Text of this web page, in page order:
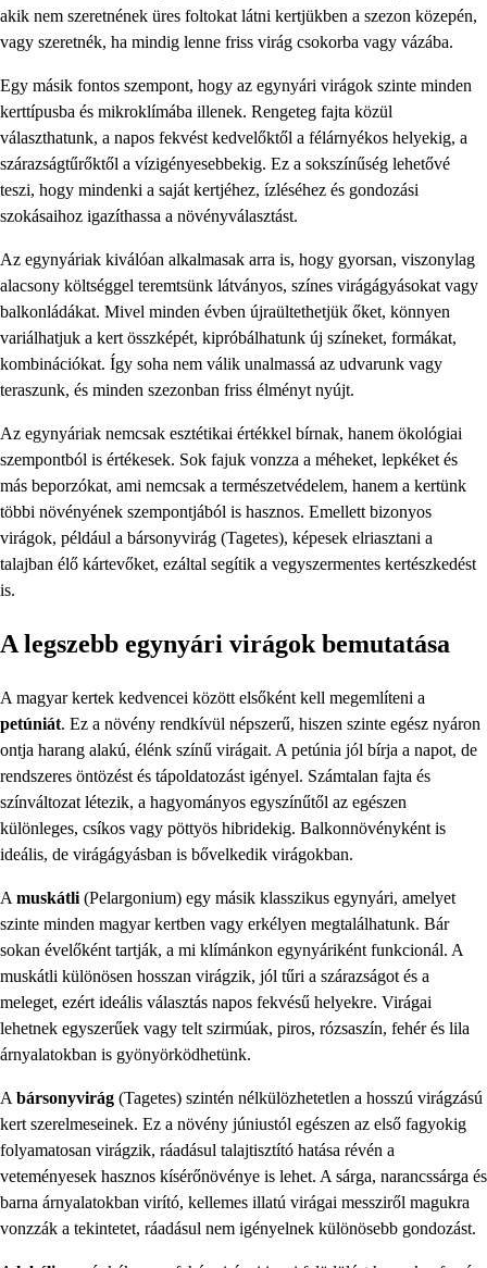
akik nem szeretnének üres foltokat látni kertjükben a szezon közepén,
vagy szeretnék, ha mindig lenne friss virág csokorba vagy vázába.
Egy másik fontos szempont, hogy az egynyári virágok szinte minden
kerttípusba és mikroklímába illenek. Rengeteg fajta közül
választhatunk, a napos fekvést kedvelőktől a félárnyékos helyekig, a
szárazságtűrőktől a vízigényesebbekig. Ez a sokszínűség lehetővé
teszi, hogy mindenki a saját kertjéhez, ízléséhez és gondozási
szokásaihoz igazíthassa a növényválasztást.
Az egynyáriak kiválóan alkalmasak arra is, hogy gyorsan, viszonylag
alacsony költséggel teremtsünk látványos, színes virágágyásokat vagy
balkonládákat. Mivel minden évben újraültethetjük őket, könnyen
variálhatjuk a kert összképét, kipróbálhatunk új színeket, formákat,
kombinációkat. Így soha nem válik unalmassá az udvarunk vagy
teraszunk, és minden szezonban friss élményt nyújt.
Az egynyáriak nemcsak esztétikai értékkel bírnak, hanem ökológiai
szempontból is értékesek. Sok fajuk vonzza a méheket, lepkéket és
más beporzókat, ami nemcsak a természetvédelem, hanem a kertünk
többi növényének szempontjából is hasznos. Emellett bizonyos
virágok, például a bársonyvirág (Tagetes), képesek elriasztani a
talajban élő kártevőket, ezáltal segítik a vegyszermentes kertészkedést
is.
A legszebb egynyári virágok bemutatása
A magyar kertek kedvencei között elsőként kell megemlíteni a
petúniát. Ez a növény rendkívül népszerű, hiszen szinte egész nyáron
ontja harang alakú, élénk színű virágait. A petúnia jól bírja a napot, de
rendszeres öntözést és tápoldatozást igényel. Számtalan fajta és
színváltozat létezik, a hagyományos egyszínűtől az egészen
különleges, csíkos vagy pöttyös hibridekig. Balkonnövényként is
ideális, de virágágyásban is bővelkedik virágokban.
A muskátli (Pelargonium) egy másik klasszikus egynyári, amelyet
szinte minden magyar kertben vagy erkélyen megtalálhatunk. Bár
sokan évelőként tartják, a mi klímánkon egynyáriként funkcionál. A
muskátli különösen hosszan virágzik, jól tűri a szárazságot és a
meleget, ezért ideális választás napos fekvésű helyekre. Virágai
lehetnek egyszerűek vagy telt szirmúak, piros, rózsaszín, fehér és lila
árnyalatokban is gyönyörködhetünk.
A bársonyvirág (Tagetes) szintén nélkülözhetetlen a hosszú virágzású
kert szerelmeseinek. Ez a növény júniustól egészen az első fagyokig
folyamatosan virágzik, ráadásul talajtisztító hatása révén a
veteményesek hasznos kísérőnövénye is lehet. A sárga, narancssárga és
barna árnyalatokban virító, kellemes illatú virágai messziről magukra
vonzzák a tekintetet, ráadásul nem igényelnek különösebb gondozást.